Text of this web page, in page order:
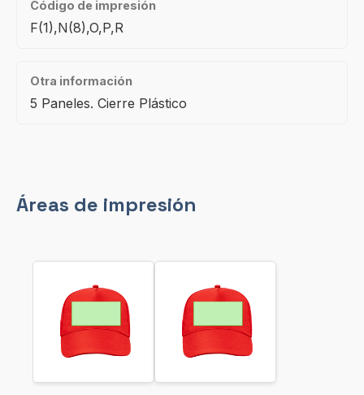
Código de impresión
F(1),N(8),O,P,R
Otra información
5 Paneles. Cierre Plástico
Áreas de impresión